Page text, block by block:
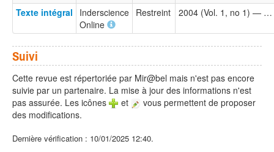
Texte intégral
Inderscience
Online
Restreint 2004 (Vol. 1, no 1) — …
Suivi
Cette revue est répertoriée par Mir@bel mais n'est pas encore
suivie par un partenaire. La mise à jour des informations n'est
pas assurée. Les icônes
et
vous permettent de proposer
des modifications.
Dernière vérification : 10/01/2025 12:40.